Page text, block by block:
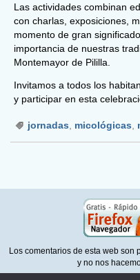
Las actividades combinan
con charlas, exposiciones,
momento de gran
importancia de nuestras
Montemayor de Pililla.
Invitamos a todos los
y participar en esta
jornadas micológicas
Los comentarios de esta web son
y no nos